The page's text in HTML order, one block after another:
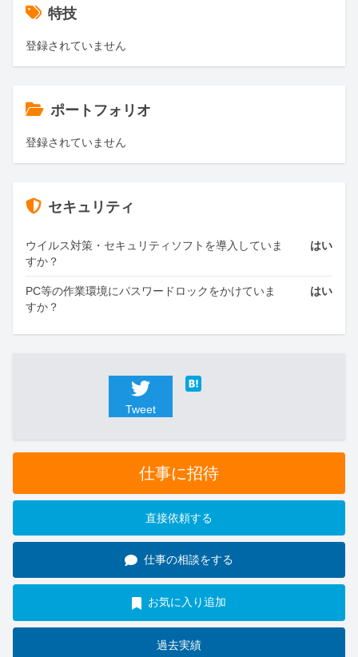
特技
登録されていません
ポートフォリオ
登録されていません
セキュリティ
ウイルス対策・セキュリティソフトを導入していま
すか？
はい
PC等の作業環境にパスワードロックをかけていま
すか？
はい
Tweet
仕事に招待
直接依頼する
仕事の相談をする
お気に入り追加
過去実績